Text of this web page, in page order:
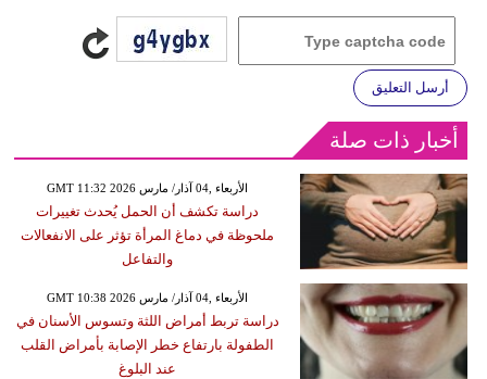
أرسل التعليق
أخبار ذات صلة
GMT 11:32 2026 الأربعاء ,04 آذار/ مارس
دراسة تكشف أن الحمل يُحدث تغييرات
ملحوظة في دماغ المرأة تؤثر على الانفعالات
والتفاعل
GMT 10:38 2026 الأربعاء ,04 آذار/ مارس
دراسة تربط أمراض اللثة وتسوس الأسنان في
الطفولة بارتفاع خطر الإصابة بأمراض القلب
عند البلوغ